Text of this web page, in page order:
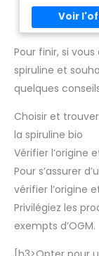
calcium et le
ainsi que de
notamment la
issue du bêta-
SPIRULINE PURE
Notre spiruline est
les hauts
Ecocert. Pure, elle
sans
conditionnée
comprimés
D’UTILISATION.
mois d’utilisation
comprimés par
résultats
recommandons
de 3 mois.
FRANÇAISE.
la gamme
Pour finir, si
spiruline et
quelques
Choisir et
la spiruline bio
Vérifier l’origine
Pour s’assurer
vérifier l’origine
Privilégiez les
exempts d’OGM.